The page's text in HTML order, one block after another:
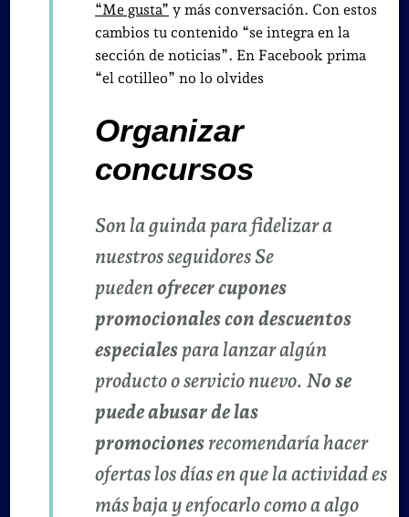
“Me gusta” y más conversación. Con estos
cambios tu contenido “se integra en la
sección de noticias”. En Facebook prima
“el cotilleo” no lo olvides
Organizar
concursos
Son la guinda para fidelizar a
nuestros seguidores Se
puedenofrecer cupones
promocionales con descuentos
especialespara lanzar algún
producto o servicio nuevo. No se
puede abusar de las
promocionesrecomendaría hacer
ofertas los días en que la actividad es
más baja y enfocarlo como a algo